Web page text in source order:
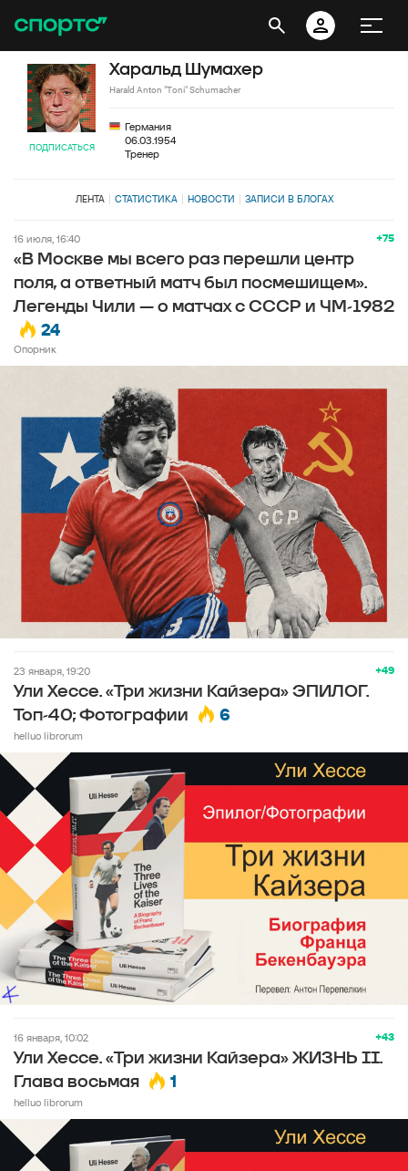
ПОДПИСАТЬСЯ
Харальд Шумахер
Harald Anton "Toni" Schumacher
Германия
06.03.1954
Тренер
ЛЕНТА СТАТИСТИКА НОВОСТИ ЗАПИСИ В БЛОГАХ
+75
16 июля, 16:40
«В Москве мы всего раз перешли центр
поля, а ответный матч был посмешищем».
Легенды Чили — о матчах с СССР и ЧМ-1982
24
Опорник
+49
23 января, 19:20
Ули Хессе. «Три жизни Кайзера» ЭПИЛОГ.
Топ-40; Фотографии
6
helluo librorum
+43
16 января, 10:02
Ули Хессе. «Три жизни Кайзера» ЖИЗНЬ II.
Глава восьмая
1
helluo librorum